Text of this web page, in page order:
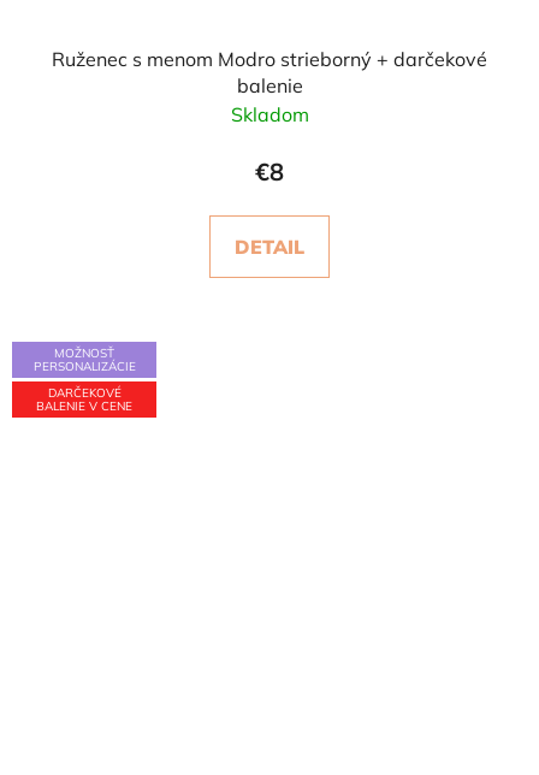
Ruženec s menom Modro strieborný + darčekové
balenie
Skladom
€8
DETAIL
MOŽNOSŤ
PERSONALIZÁCIE
DARČEKOVÉ
BALENIE V CENE